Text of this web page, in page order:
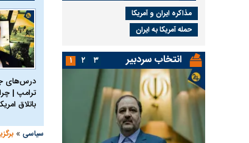
درس‌های
ترامپ |
باتلاق
سیاسی »
مذاکره ایران و آمریکا
حمله آمریکا به ایران
انتخاب سردبیر ۱ ۲ ۳